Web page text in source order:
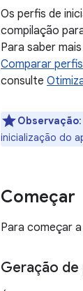
Os perfis de
compilação
Para saber
Comparar
consulte
Observação:
inicialização do
Começar
Para começar
Geração de